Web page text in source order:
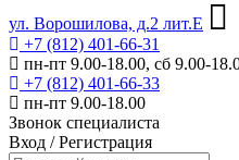
ул. Ворошилова, д.2 лит.Е
+7 (812) 401-66-31
пн-пт 9.00-18.00, сб 9.00-
+7 (812) 401-66-33
пн-пт 9.00-18.00
Звонок специалиста
Вход /Регистрация